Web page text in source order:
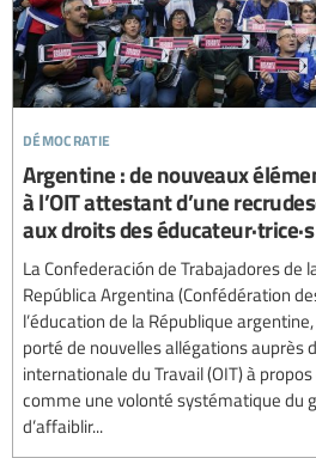
démocratie
Argentine : de nouveaux
à l’OIT attestant d’une
aux droits des éducateur·trice·s
La Confederación de Trabajadores de
República Argentina (Confédération
l’éducation de la République argentine,
porté de nouvelles allégations auprès
internationale du Travail (OIT) à
comme une volonté systématique du
d’affaiblir...